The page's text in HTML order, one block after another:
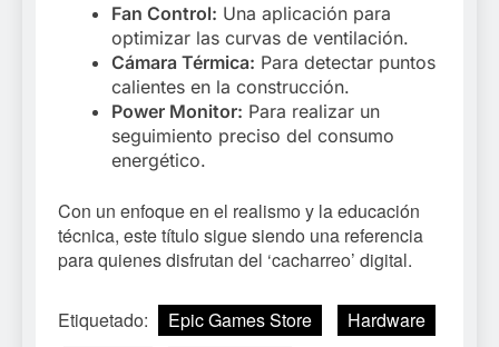
Fan Control: Una aplicación para
optimizar las curvas de ventilación.
Cámara Térmica: Para detectar puntos
calientes en la construcción.
Power Monitor: Para realizar un
seguimiento preciso del consumo
energético.
Con un enfoque en el realismo y la educación
técnica, este título sigue siendo una referencia
para quienes disfrutan del ‘cacharreo’ digital.
Etiquetado: Epic Games Store
Hardware